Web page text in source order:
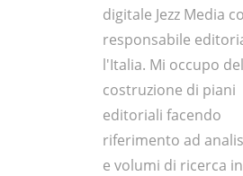
digitale Jezz Media
responsabile
l'Italia. Mi occupo
costruzione di piani
editoriali facendo
riferimento ad
e volumi di ricerca